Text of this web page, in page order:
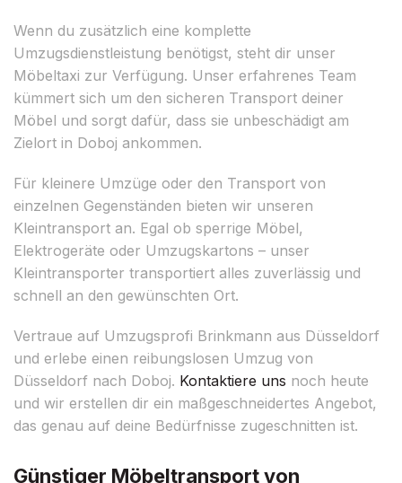
Wenn du zusätzlich eine komplette
Umzugsdienstleistung benötigst, steht dir unser
Möbeltaxi zur Verfügung. Unser erfahrenes Team
kümmert sich um den sicheren Transport deiner
Möbel und sorgt dafür, dass sie unbeschädigt am
Zielort in Doboj ankommen.
Für kleinere Umzüge oder den Transport von
einzelnen Gegenständen bieten wir unseren
Kleintransport an. Egal ob sperrige Möbel,
Elektrogeräte oder Umzugskartons – unser
Kleintransporter transportiert alles zuverlässig und
schnell an den gewünschten Ort.
Vertraue auf Umzugsprofi Brinkmann aus Düsseldorf
und erlebe einen reibungslosen Umzug von
Düsseldorf nach Doboj. Kontaktiere uns noch heute
und wir erstellen dir ein maßgeschneidertes Angebot,
das genau auf deine Bedürfnisse zugeschnitten ist.
Günstiger Möbeltransport von